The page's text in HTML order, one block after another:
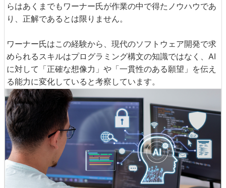
らはあくまでもワーナー氏が作業の中で得たノウハウであ
り、正解であるとは限りません。
ワーナー氏はこの経験から、現代のソフトウェア開発で求
められるスキルはプログラミング構文の知識ではなく、AI
に対して「正確な想像力」や「一貫性のある願望」を伝え
る能力に変化していると考察しています。